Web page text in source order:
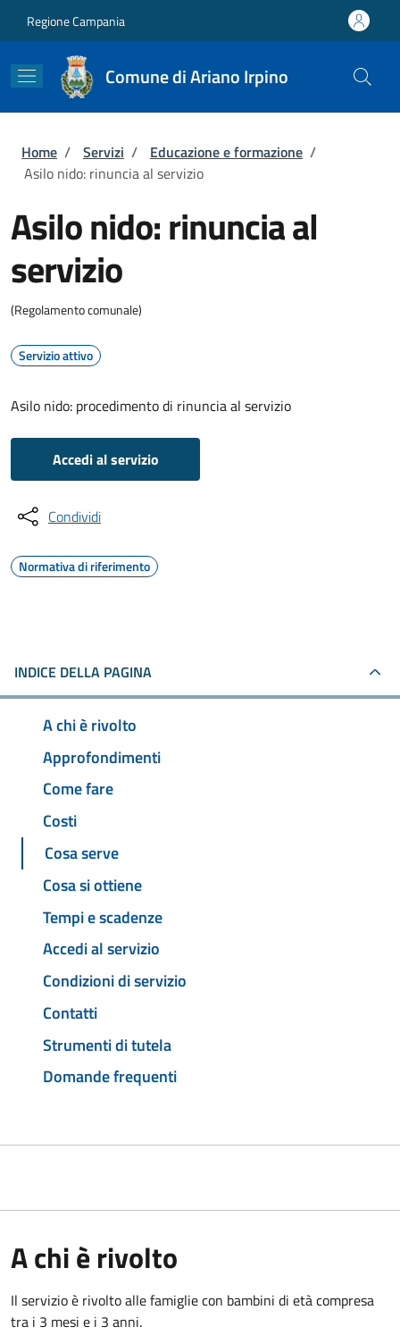
Regione Campania
Comune di Ariano Irpino
Briciole di pane
Home / Servizi / Educazione e formazione /
Asilo nido: rinuncia al servizio
Asilo nido: rinuncia al
servizio
(Regolamento comunale)
Servizio attivo
Asilo nido: procedimento di rinuncia al servizio
Accedi al servizio
Condividi
Normativa di riferimento
INDICE DELLA PAGINA
A chi è rivolto
Approfondimenti
Come fare
Costi
Cosa serve
Cosa si ottiene
Tempi e scadenze
Accedi al servizio
Condizioni di servizio
Contatti
Strumenti di tutela
Domande frequenti
A chi è rivolto
Il servizio è rivolto alle famiglie con bambini di età compresa
tra i 3 mesi e i 3 anni.